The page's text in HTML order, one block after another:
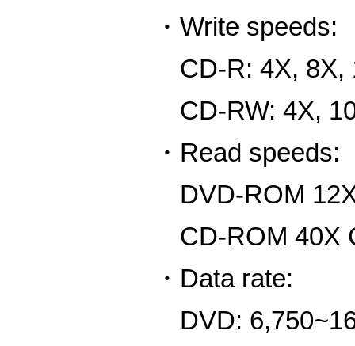
・Write speeds:
CD-R: 4X, 8X,
CD-RW: 4X,
・Read speeds:
DVD-ROM
CD-ROM 40X
・Data rate:
DVD: